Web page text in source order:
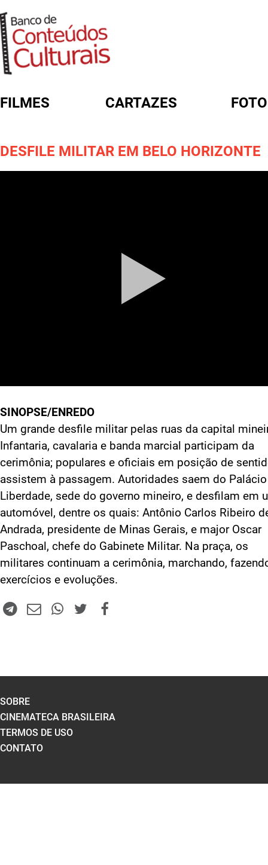
FILMES CARTAZES
DESFILE MILITAR EM BELO HORIZONTE
SINOPSE/ENREDO
Um grande desfile militar pelas ruas da capital
Infantaria, cavalaria e banda marcial participam da
cerimônia; populares e oficiais em posição de
assistem à passagem. Autoridades saem do
Liberdade, sede do governo mineiro, e desfilam em
automóvel, dentre os quais: Antônio Carlos Ribeiro
Andrada, presidente de Minas Gerais, e major Oscar
Paschoal, chefe do Gabinete Militar. Na praça, os
militares continuam a cerimônia, marchando,
exercícios e evoluções.
SOBRE
CINEMATECA BRASILEIRA
TERMOS DE USO
CONTATO